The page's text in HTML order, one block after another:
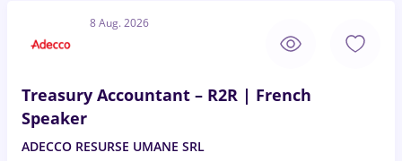
8 Aug. 2026
Treasury Accountant – R2R | French
Speaker
ADECCO RESURSE UMANE SRL